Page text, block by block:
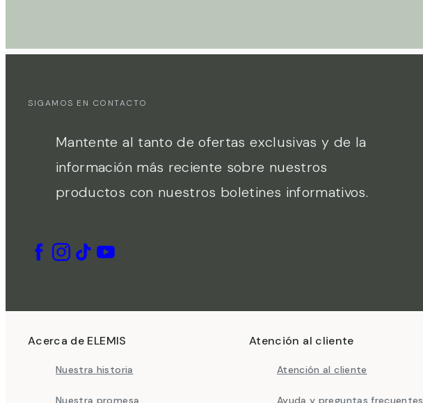
SIGAMOS EN CONTACTO
Mantente al tanto de ofertas exclusivas y de la
información más reciente sobre nuestros
productos con nuestros boletines informativos.
Acerca de ELEMIS
Nuestra historia
Nuestra promesa
Atención al cliente
Atención al cliente
Ayuda y preguntas frecuentes